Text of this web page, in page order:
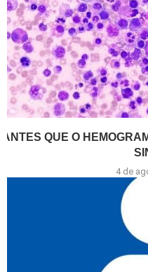
ANTES QUE O
4 de